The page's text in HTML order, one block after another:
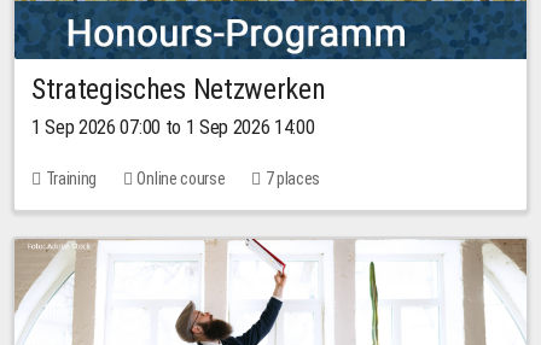
Strategisches Netzwerken
1 Sep 2026 07:00 to 1 Sep 2026 14:00
Training Online course 7 places